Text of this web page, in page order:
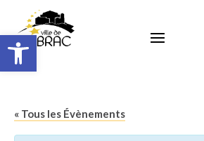
Ouvrir la barre d’outils
« Tous les Évènements